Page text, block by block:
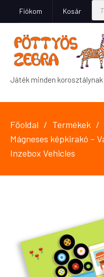
Fiókom Kosár
Játék minden korosztálynak
Főoldal
Termékek
Mágneses képkirakó –
Inzebox Vehicles